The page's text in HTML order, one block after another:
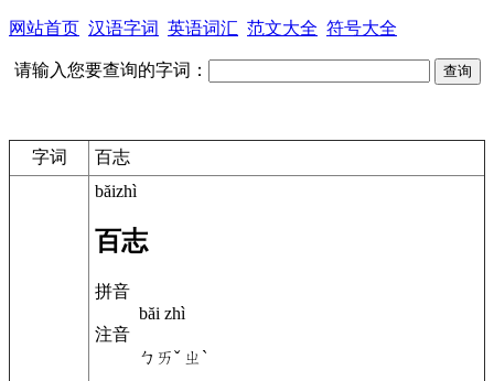
网站首页 汉语字词 英语词汇 范文大全 符号大全
请输入您要查询的字词：
字词 百志
băizhì
百志
拼音
băi zhì
注音
ㄅㄞˇ ㄓˋ